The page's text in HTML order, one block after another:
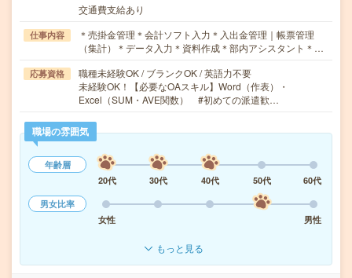
交通費支給あり
仕事内容
＊売掛金管理＊会計ソフト入力＊入出金管理｜帳票管理
（集計）＊データ入力＊資料作成＊部内アシスタント＊…
応募資格
職種未経験OK / ブランクOK / 英語力不要
未経験OK！【必要なOAスキル】Word（作表）・
Excel（SUM・AVE関数） #初めての派遣歓…
職場の雰囲気
年齢層
20代
30代 40代 50代
60代
男女比率
女性
男性
もっと見る